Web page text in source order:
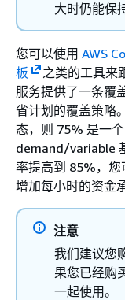
大时仍能保
您可以使用 AWS
板
之类的工具来
服务提供了一条覆
省计划的覆盖策略
态，则 75% 是一
demand/variable
率提高到 85%，
增加每小时的资金
注意
我们建议您
果您已经购
一起使用。